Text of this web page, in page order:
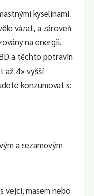
kyselinami,
vázat, a zároveň
na energii.
a těchto potravin
až 4× vyšší
konzumovat s:
a sezamovým
vejci, masem nebo